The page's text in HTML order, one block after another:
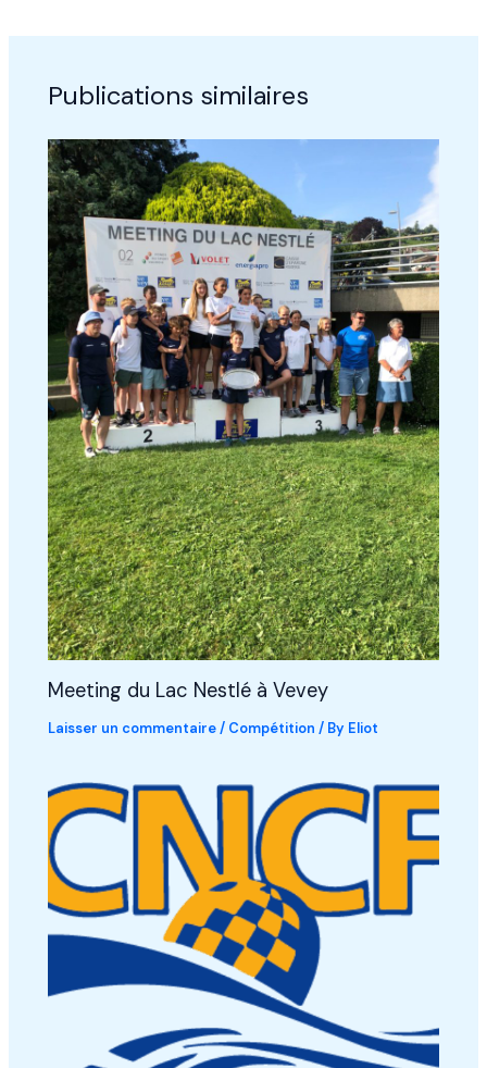
Publications similaires
Meeting du Lac Nestlé à Vevey
Laisser un commentaire/ Compétition / By Eliot